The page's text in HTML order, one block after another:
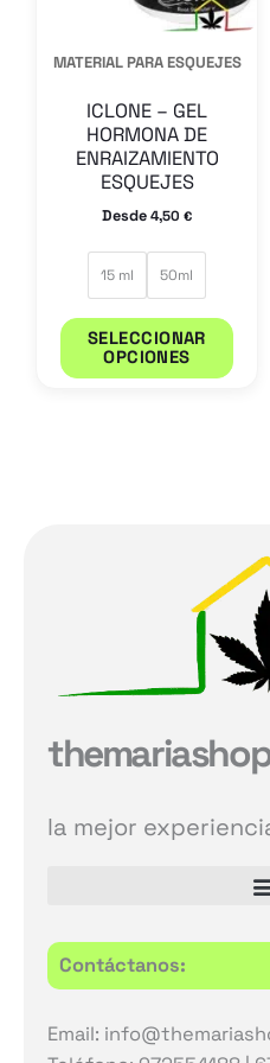
MATERIAL PARA ESQUEJES
ICLONE – GEL
HORMONA DE
ENRAIZAMIENTO
ESQUEJES
Desde 4,50 €
15 ml 50ml
SELECCIONAR
OPCIONES
la mejor
Contáctanos:
Email: